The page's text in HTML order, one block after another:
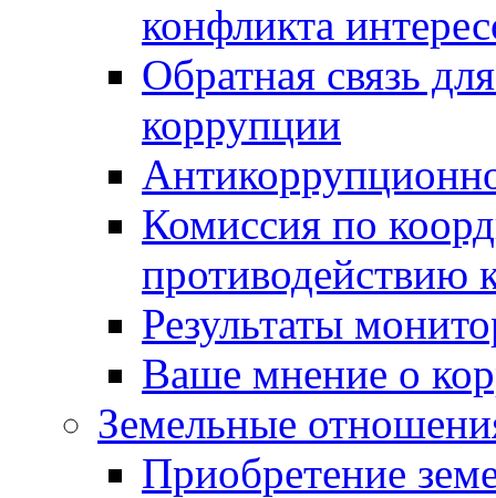
конфликта
Обратная связь
коррупции
Комиссия по
противодействию
Результаты
Ваше мнение о
Земельные
Приобретение